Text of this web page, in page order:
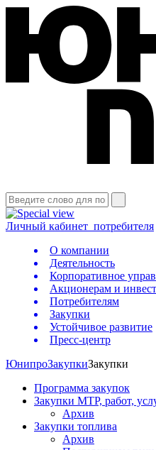
Личный кабинет потребителя
О компании
Деятельность
Корпоративное
Акционерам и
Потребителям
Закупки
Устойчивое развитие
Пресс-центр
ЮнипроЗакупкиЗакупки
Программа закупок
Закупки МТР, работ,
Архив
Закупки топлива
Архив